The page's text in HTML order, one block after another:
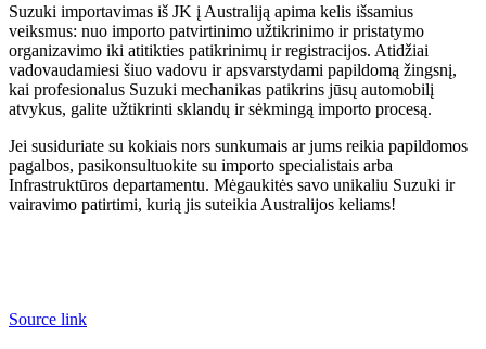
Suzuki importavimas iš JK į Australiją apima kelis išsamius
veiksmus: nuo importo patvirtinimo užtikrinimo ir pristatymo
organizavimo iki atitikties patikrinimų ir registracijos. Atidžiai
vadovaudamiesi šiuo vadovu ir apsvarstydami papildomą žingsnį,
kai profesionalus Suzuki mechanikas patikrins jūsų automobilį
atvykus, galite užtikrinti sklandų ir sėkmingą importo procesą.
Jei susiduriate su kokiais nors sunkumais ar jums reikia papildomos
pagalbos, pasikonsultuokite su importo specialistais arba
Infrastruktūros departamentu. Mėgaukitės savo unikaliu Suzuki ir
vairavimo patirtimi, kurią jis suteikia Australijos keliams!
Source link